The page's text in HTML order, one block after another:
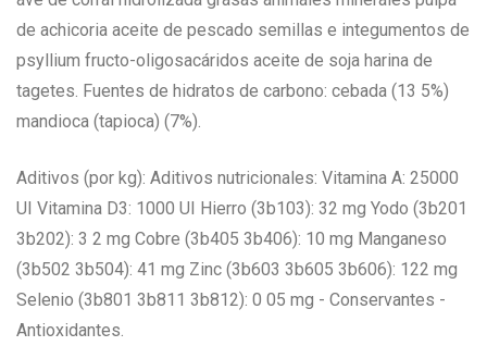
de achicoria aceite de pescado semillas e integumentos de
psyllium fructo-oligosacáridos aceite de soja harina de
tagetes. Fuentes de hidratos de carbono: cebada (13 5%)
mandioca (tapioca) (7%).
Aditivos (por kg): Aditivos nutricionales: Vitamina A: 25000
UI Vitamina D3: 1000 UI Hierro (3b103): 32 mg Yodo (3b201
3b202): 3 2 mg Cobre (3b405 3b406): 10 mg Manganeso
(3b502 3b504): 41 mg Zinc (3b603 3b605 3b606): 122 mg
Selenio (3b801 3b811 3b812): 0 05 mg - Conservantes -
Antioxidantes.